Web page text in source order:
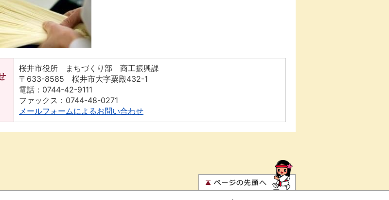
桜井市役所 まちづくり部 商工振興課
〒633-8585 桜井市大字粟殿432-1
電話：0744-42-9111
ファックス：0744-48-0271
メールフォームによるお問い合わせ